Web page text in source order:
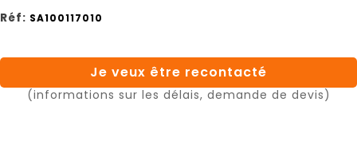
Réf: SA100117010
Je veux être recontacté
(informations sur les délais, demande de devis)